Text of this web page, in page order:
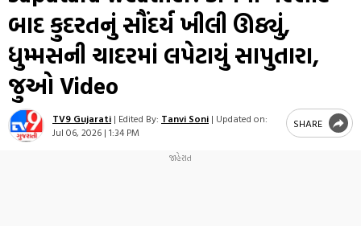
બાદ કુદરતનું સૌંદર્ય ખીલી ઊઠ્યું,
ધુમ્મસની ચાદરમાં લપેટાયું સાપુતારા,
જુઓ Video
TV9 Gujarati | Edited By: Tanvi Soni | Updated on:
Jul 06, 2026 | 1:34 PM
SHARE